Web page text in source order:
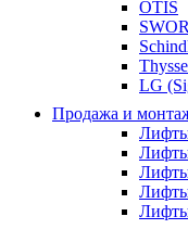
OTIS
LG
Продажа и
Лифты